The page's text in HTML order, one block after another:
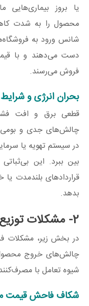
یا بروز بیماری‌هایی
محصول را به شدت
شانس ورود به
دست می‌دهند و با
فروش می‌رسند.
بحران انرژی و
قطعی برق و افت
چالش‌های جدی و
در سیستم تهویه یا
بین ببرد. این
قراردادهای بلندمدت
بدهد.
2- مشکلات توزیع
در بخش زیر، مشکلات
چالش‌های خروج محصول
شیوه تعامل با
شکاف فاحش قیمت